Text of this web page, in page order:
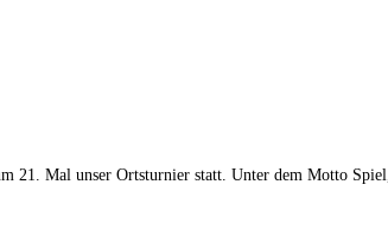
Mal unser Ortsturnier statt. Unter dem Motto